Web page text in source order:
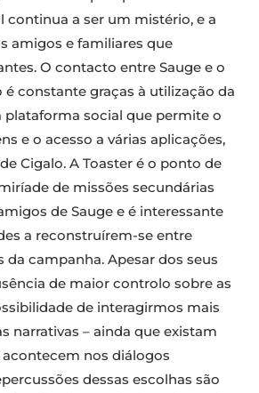
continua a ser um mistério, e a
amigos e familiares que
O contacto entre Sauge e o
constante graças à utilização da
plataforma social que permite o
e o acesso a várias aplicações,
Cigalo. A Toaster é o ponto de
de missões secundárias
de Sauge e é interessante
a reconstruírem-se entre
campanha. Apesar dos seus
de maior controlo sobre as
de interagirmos mais
narrativas – ainda que existam
acontecem nos diálogos
dessas escolhas são